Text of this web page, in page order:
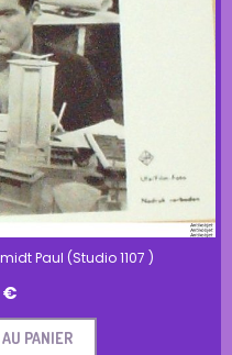
Paul (Studio 1107 )
€
PANIER